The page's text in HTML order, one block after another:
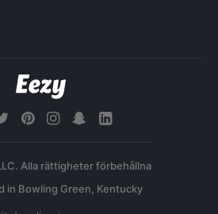
Alla rättigheter förbehållna